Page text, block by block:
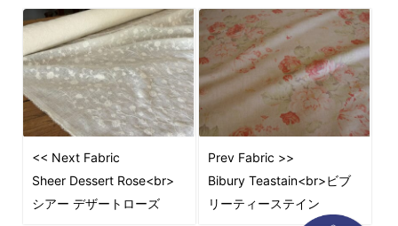
<< Next Fabric
Sheer Dessert Rose<br>
シアー デザートローズ
Prev Fabric >>
Bibury Teastain<br>ビブ
リーティーステイン